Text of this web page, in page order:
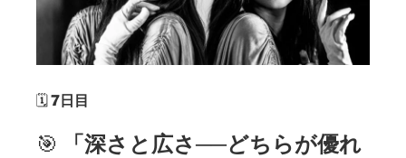
🗓️7日目
🎯
「深さと広さ──どちらが優れ